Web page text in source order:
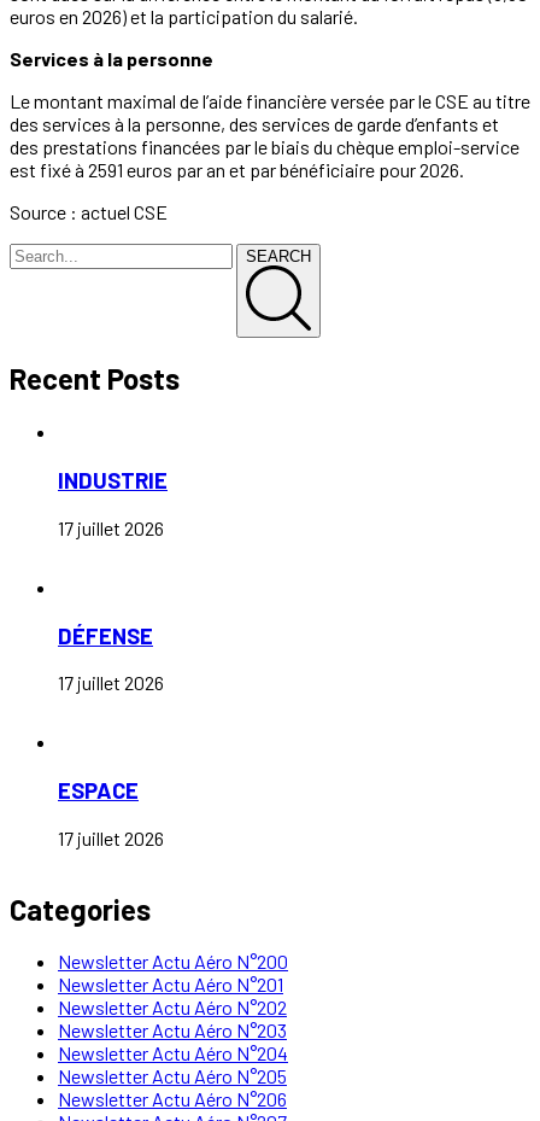
euros en 2026) et la participation du salarié.
Services à la personne
Le montant maximal de l’aide financière versée par le CSE au titre
des services à la personne, des services de garde d’enfants et
des prestations financées par le biais du chèque emploi-service
est fixé à 2591 euros par an et par bénéficiaire pour 2026.
Source : actuel CSE
SEARCH
Recent Posts
INDUSTRIE
17 juillet 2026
DÉFENSE
17 juillet 2026
ESPACE
17 juillet 2026
Categories
Newsletter Actu Aéro N°200
Newsletter Actu Aéro N°201
Newsletter Actu Aéro N°202
Newsletter Actu Aéro N°203
Newsletter Actu Aéro N°204
Newsletter Actu Aéro N°205
Newsletter Actu Aéro N°206